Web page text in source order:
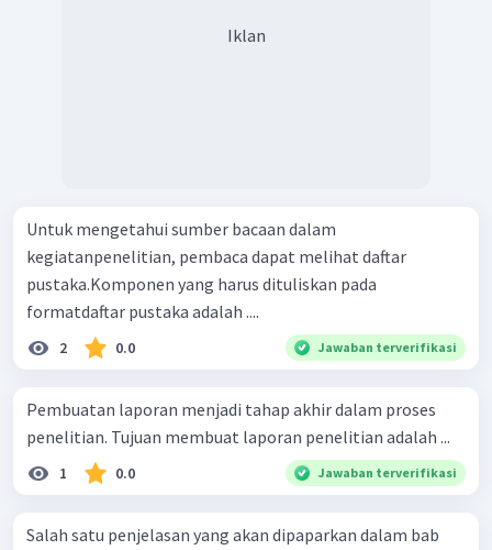
Iklan
Untuk mengetahui sumber bacaan dalam
kegiatanpenelitian, pembaca dapat melihat daftar
pustaka.Komponen yang harus dituliskan pada
formatdaftar pustaka adalah ....
2 0.0 Jawaban terverifikasi
Pembuatan laporan menjadi tahap akhir dalam proses
penelitian. Tujuan membuat laporan penelitian adalah ...
1 0.0 Jawaban terverifikasi
Salah satu penjelasan yang akan dipaparkan dalam bab